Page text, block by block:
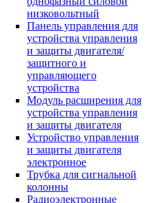
низковольтный
Панель управления для
устройства управления
и защиты двигателя/
защитного и
управляющего
устройства
Модуль расширения для
устройства управления
и защиты двигателя
Устройство управления
и защиты двигателя
электронное
Трубка для сигнальной
колонны
Радиоэлектронные